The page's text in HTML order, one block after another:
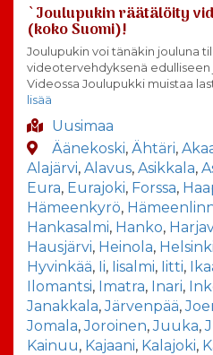
`Joulupukin räätälöity
(koko Suomi)!
Joulupukin voi tänäkin jouluna
videotervehdyksenä edulliseen
Videossa Joulupukki muistaa
lisää
Uusimaa
Äänekoski, Ähtäri,
Alajärvi, Alavus, Asikkala,
Eura, Eurajoki, Forssa,
Hämeenkyrö,
Hankasalmi, Hanko,
Hausjärvi, Heinola, Helsinki
Hyvinkää, Ii, Iisalmi, Iitti,
Ilomantsi, Imatra, Inari,
Janakkala,Järvenpää,
Jomala,Joroinen,Juuka,
Kainuu, Kajaani, Kalajoki,